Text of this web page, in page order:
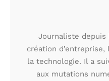
Journaliste depuis
création
la technologie. Il a
aux mutations